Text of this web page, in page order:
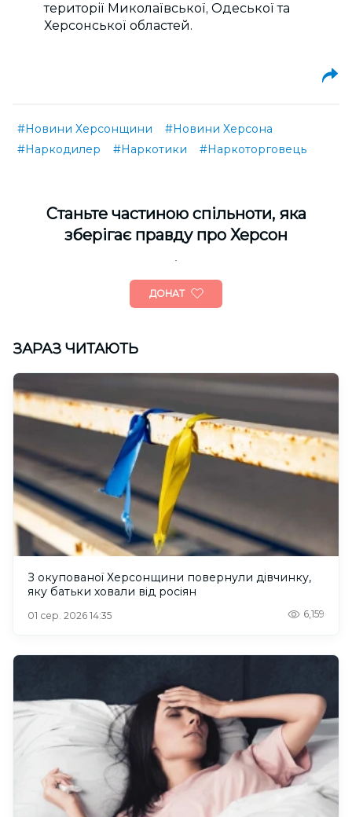
території Миколаївської, Одеської та
Херсонської областей.
#Новини Херсонщини
#Новини Херсона
#Наркодилер
#Наркотики #Наркоторговець
Cтаньте частиною спільноти, яка
зберігає правду про Херсон
ДОНАТ
ЗАРАЗ ЧИТАЮТЬ
З окупованої Херсонщини повернули дівчинку,
яку батьки ховали від росіян
01 сер. 2026 14:35 6,159